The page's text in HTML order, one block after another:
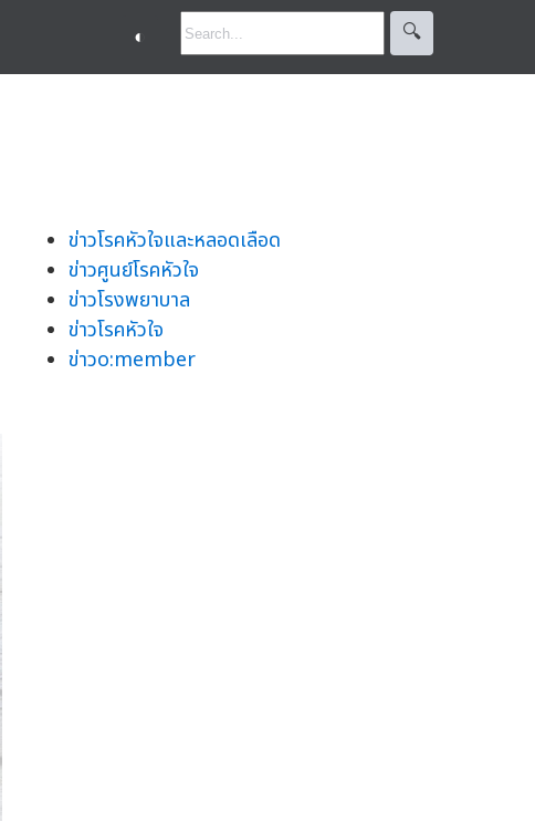
◐ 🔍︎
ข่าวโรคหัวใจและหลอดเลือด
ข่าวศูนย์โรคหัวใจ
ข่าวโรงพยาบาล
ข่าวโรคหัวใจ
ข่าวo:member